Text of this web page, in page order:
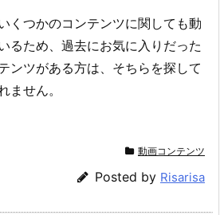
くつかのコンテンツに関しても動
るため、過去にお気に入りだった
ンツがある方は、そちらを探して
ません。
動画コンテンツ
Posted by Risarisa